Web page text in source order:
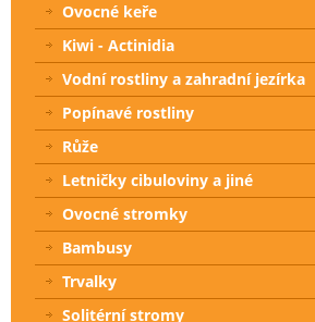
Ovocné keře
Kiwi - Actinidia
Vodní rostliny a zahradní jezírka
Popínavé rostliny
Růže
Letničky cibuloviny a jiné
Ovocné stromky
Bambusy
Trvalky
Solitérní stromy